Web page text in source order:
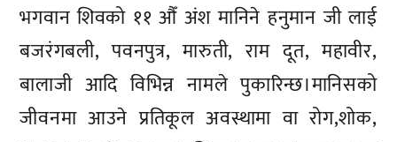
भगवान शिवको ११ औँ अंश मानिने हनुमान जी लाई
बजरंगबली, पवनपुत्र, मारुती, राम दूत, महावीर,
बालाजी आदि विभिन्न नामले पुकारिन्छ।मानिसको
जीवनमा आउने प्रतिकूल अवस्थामा वा रोग,शोक,